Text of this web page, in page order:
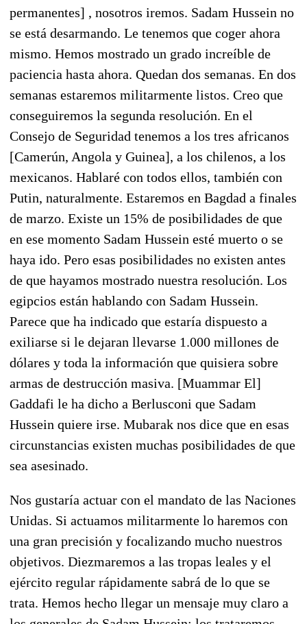
permanentes] , nosotros iremos. Sadam Hussein no
se está desarmando. Le tenemos que coger ahora
mismo. Hemos mostrado un grado increíble de
paciencia hasta ahora. Quedan dos semanas. En dos
semanas estaremos militarmente listos. Creo que
conseguiremos la segunda resolución. En el
Consejo de Seguridad tenemos a los tres africanos
[Camerún, Angola y Guinea], a los chilenos, a los
mexicanos. Hablaré con todos ellos, también con
Putin, naturalmente. Estaremos en Bagdad a finales
de marzo. Existe un 15% de posibilidades de que
en ese momento Sadam Hussein esté muerto o se
haya ido. Pero esas posibilidades no existen antes
de que hayamos mostrado nuestra resolución. Los
egipcios están hablando con Sadam Hussein.
Parece que ha indicado que estaría dispuesto a
exiliarse si le dejaran llevarse 1.000 millones de
dólares y toda la información que quisiera sobre
armas de destrucción masiva. [Muammar El]
Gaddafi le ha dicho a Berlusconi que Sadam
Hussein quiere irse. Mubarak nos dice que en esas
circunstancias existen muchas posibilidades de que
sea asesinado.
Nos gustaría actuar con el mandato de las Naciones
Unidas. Si actuamos militarmente lo haremos con
una gran precisión y focalizando mucho nuestros
objetivos. Diezmaremos a las tropas leales y el
ejército regular rápidamente sabrá de lo que se
trata. Hemos hecho llegar un mensaje muy claro a